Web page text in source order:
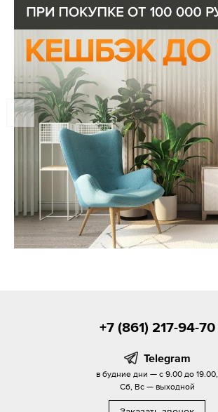
+7 (861) 217-94-70
Telegram
в будние дни — с 9.00 до 19.00,
Сб, Вс — выходной